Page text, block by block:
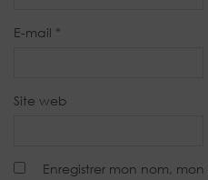
E-mail *
Site web
Enregistrer mon nom,